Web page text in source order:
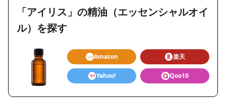
「アイリス」の精油（エッセンシャルオイ
ル）を探す
Amazon 楽天
Yahoo! Qoo10